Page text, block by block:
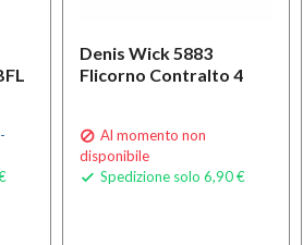
Denis Wick 5883
Flicorno Contralto 4
 Al momento non
disponibile
 Spedizione solo 6,90 €